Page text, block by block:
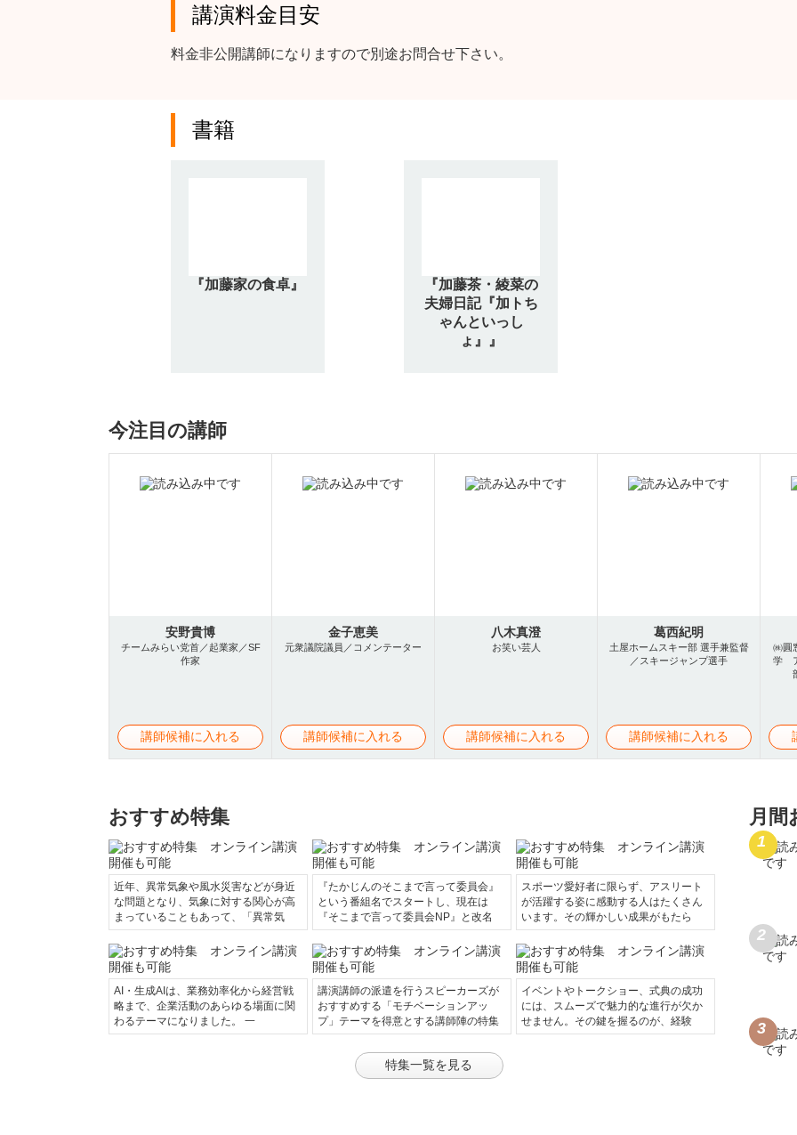
講演料金目安
料金非公開講師になりますので別途お問合せ下さい。
書籍
『加藤家の食卓』
『加藤茶・綾菜の
夫婦日記『加トち
ゃんといっし
ょ』』
今注目の講師
安野貴博
チームみらい党首／起業家／SF
作家
講師候補に入れる
金子恵美
元衆議院議員／コメンテーター
講師候補に入れる
八木真澄
お笑い芸人
講師候補に入れる
葛西紀明
土屋ホームスキー部 選手兼監督
／スキージャンプ選手
講師候補に入れる
㈱圓
学
おすすめ特集
近年、異常気象や風水災害などが身近
な問題となり、気象に対する関心が高
まっていることもあって、「異常気
『たかじんのそこまで言って委員会』
という番組名でスタートし、現在は
『そこまで言って委員会NP』と改名
スポーツ愛好者に限らず、アスリート
が活躍する姿に感動する人はたくさん
います。その輝かしい成果がもたら
AI・生成AIは、業務効率化から経営戦
略まで、企業活動のあらゆる場面に関
わるテーマになりました。 一
講演講師の派遣を行うスピーカーズが
おすすめする「モチベーションアッ
プ」テーマを得意とする講師陣の特集
イベントやトークショー、式典の成功
には、スムーズで魅力的な進行が欠か
せません。その鍵を握るのが、経験
特集一覧を見る
月間